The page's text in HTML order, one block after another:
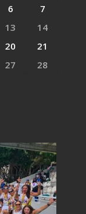
6
7
13
14
20
21
27
28